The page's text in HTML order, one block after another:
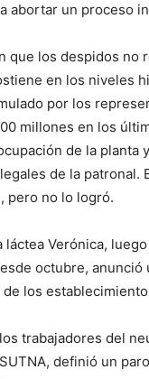
abortar un proceso
que los despidos no
en los niveles
por los
millones en los
de la planta
de la
pero no lo logró.
láctea Verónica,
octubre,
los
trabajadores del
definió un